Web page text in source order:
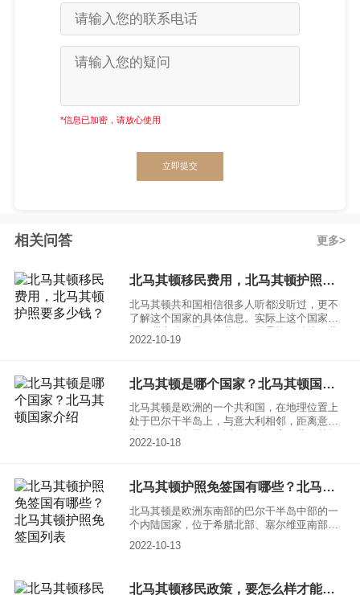
*信息已加密，请放心使用
立即提交
相关问答 更多
北马其顿移民费用，北马其顿护照要多少钱？
北马其顿共和国相信很多人听都没听过，更不
了解这个国家的具体信息。实际上这个国家位
马其顿近些年也凭借着自己的独特优势，在移
编来为大家解答一下。
2022-10-19
北马其顿是欧洲的一个共和国，在地理位置上
处于巴尔干半岛上，与意大利相邻，距离意大
的国土面积不大，气候主要是温带大陆性气候
2022-10-18
北马其顿护照免签国有哪些？北马其顿护照免签国列表
北马其顿是欧洲东南部的巴尔干半岛中部的一
个内陆国家，位于希腊北部、塞尔维亚南部、
2.57万平方千米，人口约208万。
2022-10-13
北马其顿移民政策，要怎么样才能移民北马其顿？